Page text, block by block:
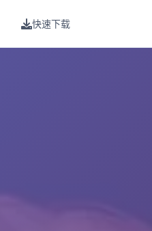
快速下载